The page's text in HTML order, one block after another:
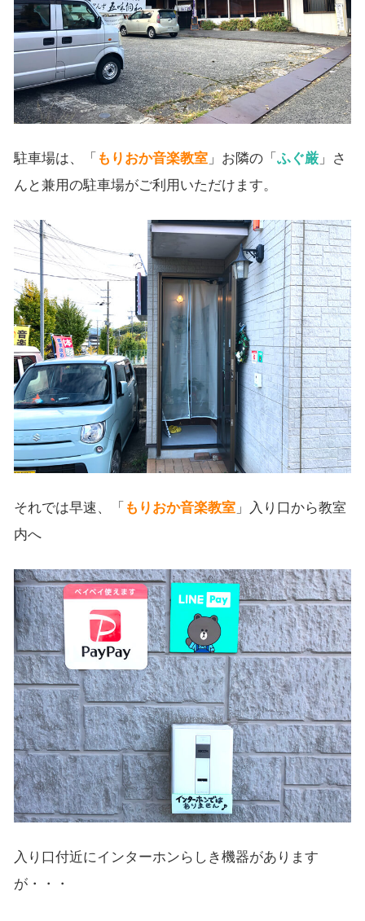
駐車場は、「もりおか音楽教室」お隣の「ふぐ厳」さ
んと兼用の駐車場がご利用いただけます。
それでは早速、「もりおか音楽教室」入り口から教室
内へ
入り口付近にインターホンらしき機器があります
が・・・